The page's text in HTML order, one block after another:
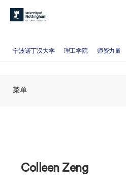
宁波诺丁汉大学 理工学院 师资力量
菜单
Colleen Zeng